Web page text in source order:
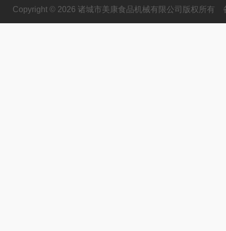
Copyright © 2026 诸城市美康食品机械有限公司版权所有